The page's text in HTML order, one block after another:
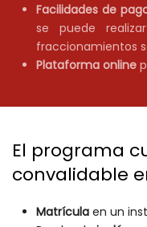
Facilidades de
se puede
fraccionamientos
Plataforma online
El programa
convalidable
Matrícula en un